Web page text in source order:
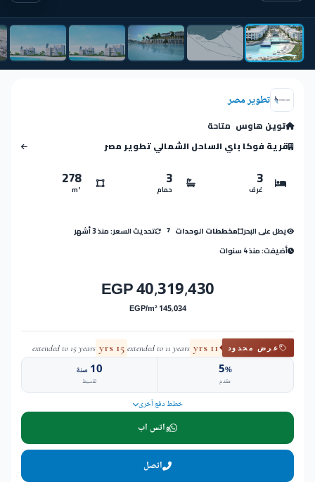
تطوير مصر
توين هاوس متاحة
قرية فوكا باي الساحل الشمالي تطوير مصر
3
غرف
3
حمام
278
m²
يطل على البحر مخططات الوحدات 7
تحديث السعر: منذ 3 أشهر
أضيفت: منذ 4 سنوات
40,319,430 EGP
145,034 EGP/m²
عرض محدود 11 yrs
extended to 11 years
15 yrs
extended to 15 years
5%
مقدم
10 سنة
تقسيط
خطط دفع أخرى
واتس اب
اتصل